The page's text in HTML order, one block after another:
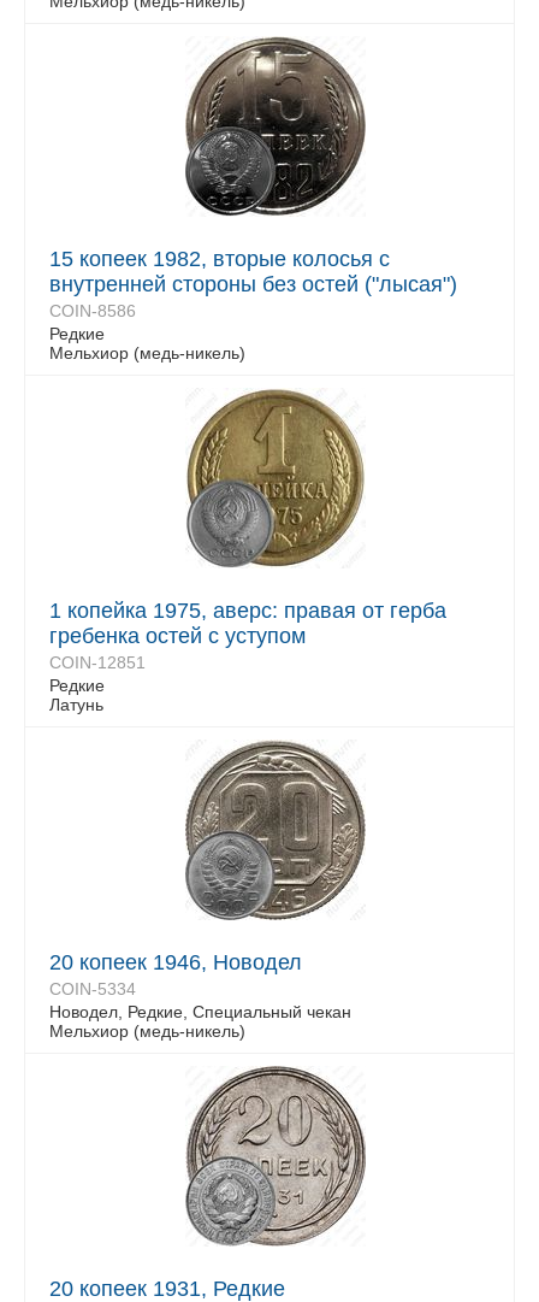
15 копеек 1982, вторые колосья с
внутренней стороны без остей ("лысая")
COIN-8586
Редкие
Мельхиор (медь-никель)
1 копейка 1975, аверс: правая от герба
гребенка остей с уступом
COIN-12851
Редкие
Латунь
20 копеек 1946, Новодел
COIN-5334
Новодел, Редкие, Специальный чекан
Мельхиор (медь-никель)
20 копеек 1931, Редкие